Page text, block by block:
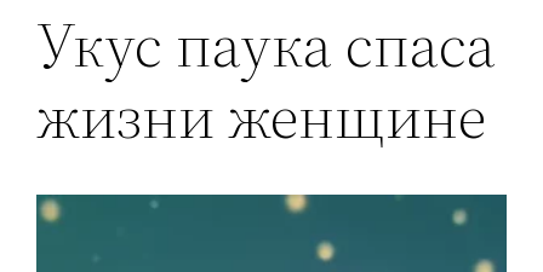
Укус паука спаса
жизни женщине